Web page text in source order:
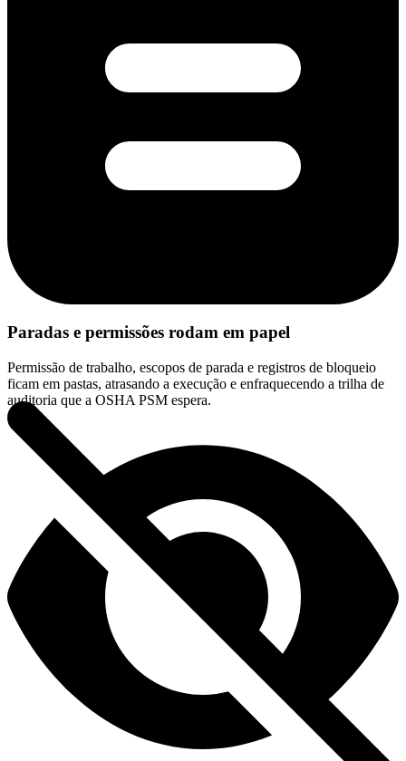
Paradas e permissões rodam em papel
Permissão de trabalho, escopos de parada e registros de bloqueio
ficam em pastas, atrasando a execução e enfraquecendo a trilha de
auditoria que a OSHA PSM espera.